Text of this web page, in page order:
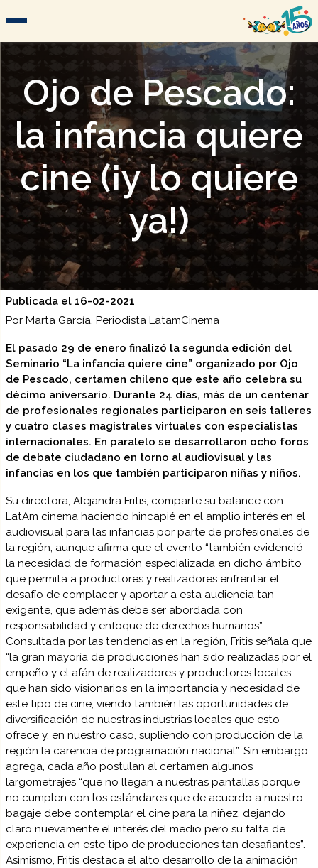
Ojo de Pescado:
la infancia quiere
cine (¡y lo quiere
ya!)
Publicada el 16-02-2021
Por Marta García, Periodista LatamCinema
El pasado 29 de enero finalizó la segunda edición del
Seminario “La infancia quiere cine” organizado por Ojo
de Pescado, certamen chileno que este año celebra su
décimo aniversario. Durante 24 días, más de un centenar
de profesionales regionales participaron en seis talleres
y cuatro clases magistrales virtuales con especialistas
internacionales. En paralelo se desarrollaron ocho foros
de debate ciudadano en torno al audiovisual y las
infancias en los que también participaron niñas y niños.
Su directora, Alejandra Fritis, comparte su balance con
LatAm cinema haciendo hincapié en el amplio interés en el
audiovisual para las infancias por parte de profesionales de
la región, aunque afirma que el evento “también evidenció
la necesidad de formación especializada en dicho ámbito
que permita a productores y realizadores enfrentar el
desafío de complacer y aportar a esta audiencia tan
exigente, que además debe ser abordada con
responsabilidad y enfoque de derechos humanos”.
Consultada por las tendencias en la región, Fritis señala que
“la gran mayoría de producciones han sido realizadas por el
empeño y el afán de realizadores y productores locales
que han sido visionarios en la importancia y necesidad de
este tipo de cine, viendo también las oportunidades de
diversificación de nuestras industrias locales que esto
ofrece y, en nuestro caso, supliendo con producción de la
región la carencia de programación nacional”. Sin embargo,
agrega, cada año postulan al certamen algunos
largometrajes “que no llegan a nuestras pantallas porque
no cumplen con los estándares que de acuerdo a nuestro
bagaje debe contemplar el cine para la niñez, dejando
claro nuevamente el interés del medio pero su falta de
experiencia en este tipo de producciones tan desafiantes”.
Asimismo, Fritis destaca el alto desarrollo de la animación